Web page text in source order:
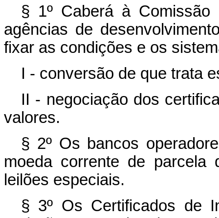
§ 1º Caberá à Comissão
agências de
fixar as condições e os
I - conversão de que trata
II - negociação dos
valores.
§ 2º Os bancos
moeda corrente de
leilões especiais.
§ 3º Os Certificados de